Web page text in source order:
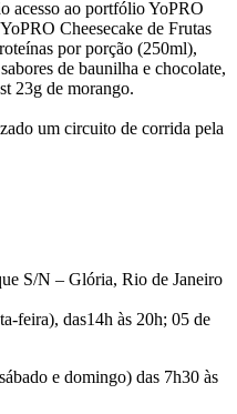
acesso ao portfólio YoPRO
Cheesecake de Frutas
por porção (250ml),
de baunilha e chocolate,
23g de morango.
um circuito de corrida pela
S/N – Glória, Rio de Janeiro
feira), das14h às 20h; 05 de
e domingo) das 7h30 às